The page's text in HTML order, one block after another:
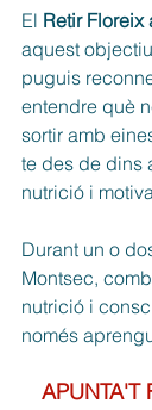
El Retir Floreix
aquest
puguis
entendre què
sortir amb
te des de dins
nutrició i
Durant un o
Montsec,
nutrició i
només
APUNTA'T